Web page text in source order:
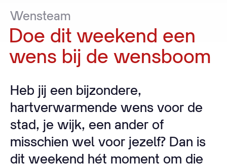
Wensteam
Doe dit weekend een
wens bij de wensboom
Heb jij een bijzondere,
hartverwarmende wens voor de
stad, je wijk, een ander of
misschien wel voor jezelf? Dan is
dit weekend hét moment om die